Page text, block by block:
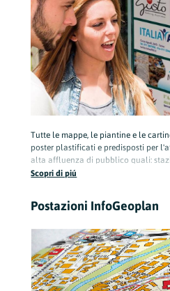
Tutte le mappe, le piantine e le
poster plastificati e predisposti per
alta affluenza di pubblico quali:
infopoint, associazioni, ecc.
Scopri di piú
Postazioni InfoGeoplan